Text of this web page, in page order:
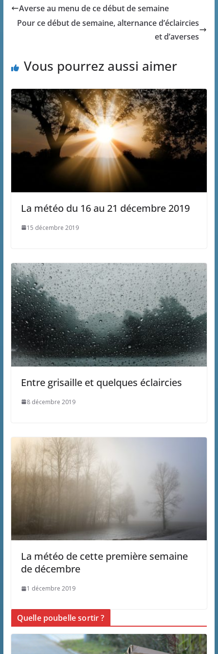
Averse au menu de ce début de semaine
Pour ce début de semaine, alternance d’éclaircies
et d’averses
Vous pourrez aussi aimer
La météo du 16 au 21 décembre 2019
15 décembre 2019
Entre grisaille et quelques éclaircies
8 décembre 2019
La météo de cette première semaine
de décembre
1 décembre 2019
Quelle poubelle sortir ?